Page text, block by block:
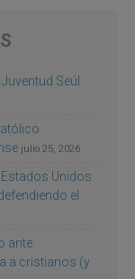
Seúl
julio 25, 2026
Unidos
el
ante
a cristianos (y